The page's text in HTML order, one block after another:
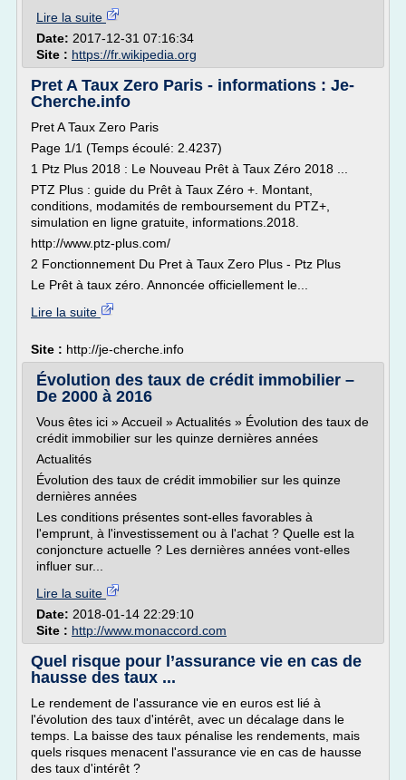
Lire la suite
Date: 2017-12-31 07:16:34
Site : https://fr.wikipedia.org
Pret A Taux Zero Paris - informations : Je-
Cherche.info
Pret A Taux Zero Paris
Page 1/1 (Temps écoulé: 2.4237)
1 Ptz Plus 2018 : Le Nouveau Prêt à Taux Zéro 2018 ...
PTZ Plus : guide du Prêt à Taux Zéro +. Montant,
conditions, modamités de remboursement du PTZ+,
simulation en ligne gratuite, informations.2018.
http://www.ptz-plus.com/
2 Fonctionnement Du Pret à Taux Zero Plus - Ptz Plus
Le Prêt à taux zéro. Annoncée officiellement le...
Lire la suite
Site : http://je-cherche.info
Évolution des taux de crédit immobilier –
De 2000 à 2016
Vous êtes ici » Accueil » Actualités » Évolution des taux de
crédit immobilier sur les quinze dernières années
Actualités
Évolution des taux de crédit immobilier sur les quinze
dernières années
Les conditions présentes sont-elles favorables à
l'emprunt, à l'investissement ou à l'achat ? Quelle est la
conjoncture actuelle ? Les dernières années vont-elles
influer sur...
Lire la suite
Date: 2018-01-14 22:29:10
Site : http://www.monaccord.com
Quel risque pour l’assurance vie en cas de
hausse des taux ...
Le rendement de l'assurance vie en euros est lié à
l'évolution des taux d'intérêt, avec un décalage dans le
temps. La baisse des taux pénalise les rendements, mais
quels risques menacent l'assurance vie en cas de hausse
des taux d'intérêt ?